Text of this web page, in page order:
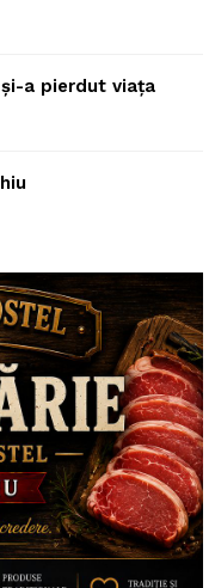
a pierdut viața